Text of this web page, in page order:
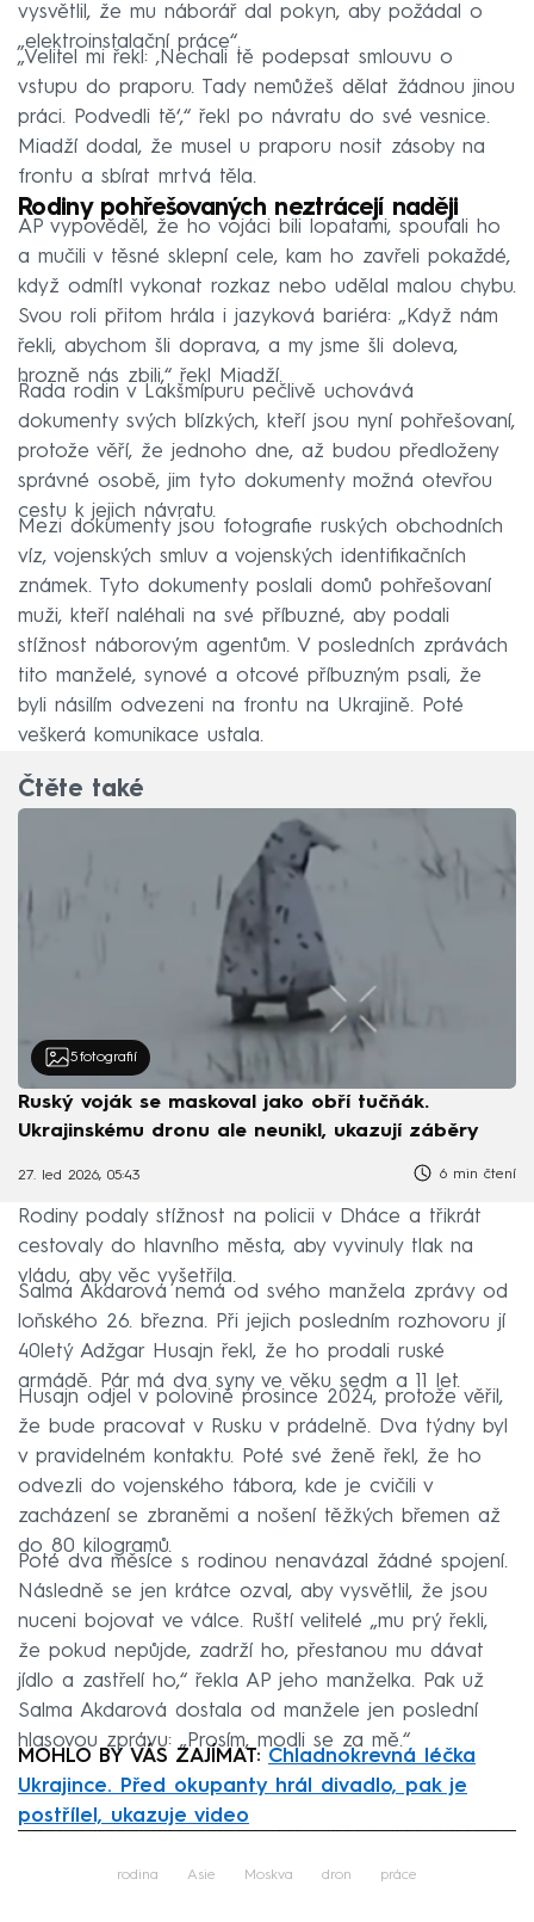
vysvětlil, že mu náborář dal pokyn, aby požádal o
„elektroinstalační práce“.
„Velitel mi řekl: ‚Nechali tě podepsat smlouvu o
vstupu do praporu. Tady nemůžeš dělat žádnou jinou
práci. Podvedli tě‘,“ řekl po návratu do své vesnice.
Miadží dodal, že musel u praporu nosit zásoby na
frontu a sbírat mrtvá těla.
Rodiny pohřešovaných neztrácejí naději
AP vypověděl, že ho vojáci bili lopatami, spoutali ho
a mučili v těsné sklepní cele, kam ho zavřeli pokaždé,
když odmítl vykonat rozkaz nebo udělal malou chybu.
Svou roli přitom hrála i jazyková bariéra: „Když nám
řekli, abychom šli doprava, a my jsme šli doleva,
hrozně nás zbili,“ řekl Miadží.
Řada rodin v Lakšmípuru pečlivě uchovává
dokumenty svých blízkých, kteří jsou nyní pohřešovaní,
protože věří, že jednoho dne, až budou předloženy
správné osobě, jim tyto dokumenty možná otevřou
cestu k jejich návratu.
Mezi dokumenty jsou fotografie ruských obchodních
víz, vojenských smluv a vojenských identifikačních
známek. Tyto dokumenty poslali domů pohřešovaní
muži, kteří naléhali na své příbuzné, aby podali
stížnost náborovým agentům. V posledních zprávách
tito manželé, synové a otcové příbuzným psali, že
byli násilím odvezeni na frontu na Ukrajině. Poté
veškerá komunikace ustala.
Čtěte také
5 fotografií
Ruský voják se maskoval jako obří tučňák.
Ukrajinskému dronu ale neunikl, ukazují záběry
27. led 2026, 05:43 6 min čtení
Rodiny podaly stížnost na policii v Dháce a třikrát
cestovaly do hlavního města, aby vyvinuly tlak na
vládu, aby věc vyšetřila.
Salma Akdarová nemá od svého manžela zprávy od
loňského 26. března. Při jejich posledním rozhovoru jí
40letý Adžgar Husajn řekl, že ho prodali ruské
armádě. Pár má dva syny ve věku sedm a 11 let.
Husajn odjel v polovině prosince 2024, protože věřil,
že bude pracovat v Rusku v prádelně. Dva týdny byl
v pravidelném kontaktu. Poté své ženě řekl, že ho
odvezli do vojenského tábora, kde je cvičili v
zacházení se zbraněmi a nošení těžkých břemen až
do 80 kilogramů.
Poté dva měsíce s rodinou nenavázal žádné spojení.
Následně se jen krátce ozval, aby vysvětlil, že jsou
nuceni bojovat ve válce. Ruští velitelé „mu prý řekli,
že pokud nepůjde, zadrží ho, přestanou mu dávat
jídlo a zastřelí ho,“ řekla AP jeho manželka. Pak už
Salma Akdarová dostala od manžele jen poslední
hlasovou zprávu: „Prosím, modli se za mě.“
MOHLO BY VÁS ZAJÍMAT: Chladnokrevná léčka
Ukrajince. Před okupanty hrál divadlo, pak je
postřílel, ukazuje video
rodina Asie Moskva dron práce